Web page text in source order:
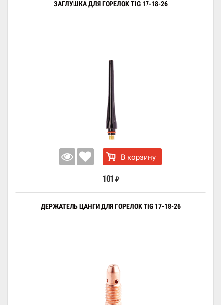
ЗАГЛУШКА ДЛЯ ГОРЕЛОК TIG 17-18-26
В корзину
101 ₽
ДЕРЖАТЕЛЬ ЦАНГИ ДЛЯ ГОРЕЛОК TIG 17-18-26